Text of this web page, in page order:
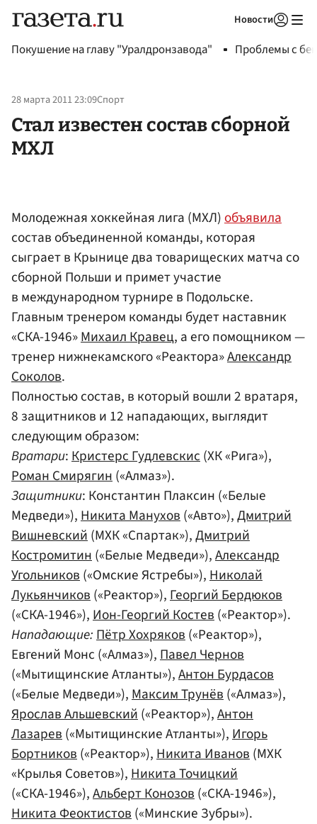
Новости
Покушение на главу "Уралдронзавода" Проблемы с
28 марта 2011 23:09Спорт
Стал известен состав сборной
МХЛ
Молодежная хоккейная лига (МХЛ)объявила
состав объединенной команды, которая
сыграет в Крынице два товарищеских матча со
сборной Польши и примет участие
в международном турнире в Подольске.
Главным тренером команды будет наставник
«СКА-1946»Михаил Кравец, а его помощником —
тренер нижнекамского «Реактора»Александр
Соколов.
Полностью состав, в который вошли 2 вратаря,
8 защитников и 12 нападающих, выглядит
следующим образом:
Вратари:Кристерс Гудлевскис(ХК «Рига»),
Роман Смирягин(«Алмаз»).
Защитники: Константин Плаксин («Белые
Медведи»),Никита Манухов(«Авто»),Дмитрий
Вишневский(МХК «Спартак»),Дмитрий
Костромитин(«Белые Медведи»),Александр
Угольников(«Омские Ястребы»),Николай
Лукьянчиков(«Реактор»),Георгий Бердюков
(«СКА-1946»),Ион-Георгий Костев(«Реактор»).
Нападающие:Пётр Хохряков(«Реактор»),
Евгений Монс («Алмаз»),Павел Чернов
(«Мытищинские Атланты»),Антон Бурдасов
(«Белые Медведи»),Максим Трунёв(«Алмаз»),
Ярослав Альшевский(«Реактор»),Антон
Лазарев(«Мытищинские Атланты»),Игорь
Бортников(«Реактор»),Никита Иванов(МХК
«Крылья Советов»),Никита Точицкий
(«СКА-1946»),Альберт Конозов(«СКА-1946»),
Никита Феоктистов(«Минские Зубры»).